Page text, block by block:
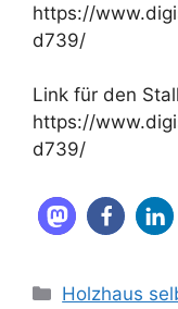
https://
d739/
Link für den
https://
d739/
Kategorien
Holzhaus